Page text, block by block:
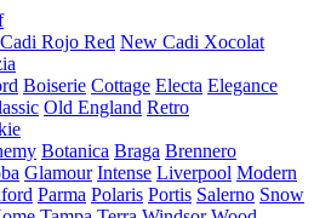
Rojo Red New Cadi Xocolat
Boiserie Cottage Electa Elegance
Old England Retro
Botanica Braga Brennero
Glamour Intense Liverpool Modern
Parma Polaris Portis Salerno Snow